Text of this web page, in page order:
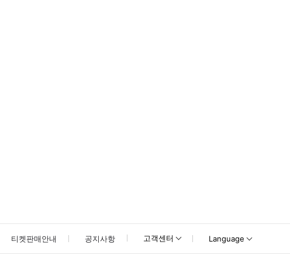
티켓판매안내 공지사항 고객센터 Language